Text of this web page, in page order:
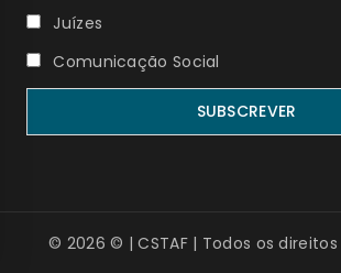
Juízes
Comunicação Social
© 2026 © | CSTAF | Todos os